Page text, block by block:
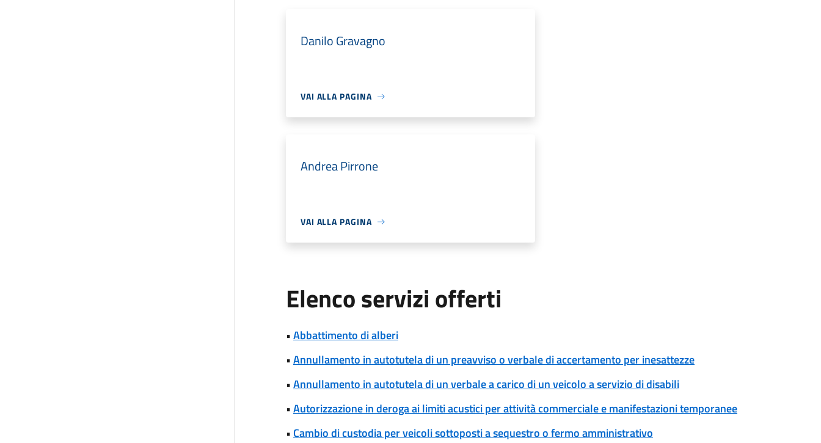
Danilo Gravagno
VAI ALLA PAGINA
Andrea Pirrone
VAI ALLA PAGINA
Elenco servizi offerti
•Abbattimento di alberi
•Annullamento in autotutela di un preavviso o verbale di accertamento per inesattezze
•Annullamento in autotutela di un verbale a carico di un veicolo a servizio di disabili
•Autorizzazione in deroga ai limiti acustici per attività commerciale e manifestazioni temporanee
• Cambio di custodia per veicoli sottoposti a sequestro o fermo amministrativo